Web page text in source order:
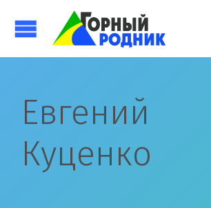
Евгений
Куценко